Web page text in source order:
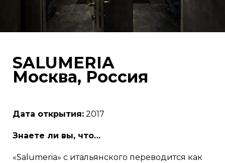
SALUMERIA
Москва, Россия
Дата открытия: ​2017
Знаете ли вы, что…
«Salumeria» с итальянского переводится как